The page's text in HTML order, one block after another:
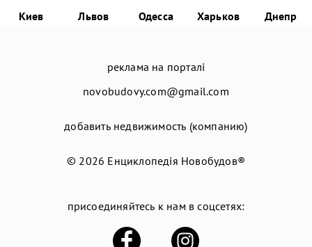
Киев Львов Одесса Харьков Днепр
реклама на порталі
novobudovy.com@gmail.com
добавить недвижимость (компанию)
© 2026 Енциклопедія Новобудов®
присоединяйтесь к нам в соцсетях: